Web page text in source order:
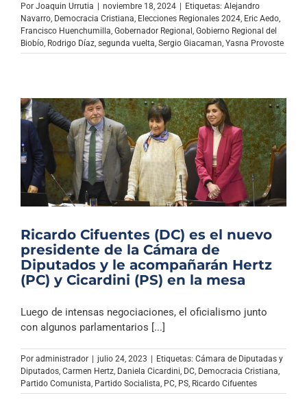
Por Joaquin Urrutia noviembre 18, 2024 Etiquetas: Alejandro
Navarro, Democracia Cristiana, Elecciones Regionales 2024, Eric Aedo,
Francisco Huenchumilla, Gobernador Regional , Gobierno Regional del
Biobío, Rodrigo Díaz, segunda vuelta, Sergio Giacaman, Yasna Provoste
Ricardo Cifuentes (DC) es el nuevo
presidente de la Cámara de
Diputados y le acompañarán Hertz
(PC) y Cicardini (PS) en la mesa
Luego de intensas negociaciones, el oficialismo junto
con algunos parlamentarios [...]
Por administrador julio 24, 2023 Etiquetas: Cámara de Diputadas y
Diputados, Carmen Hertz, Daniela Cicardini, DC, Democracia Cristiana,
Partido Comunista, Partido Socialista, PC, PS, Ricardo Cifuentes